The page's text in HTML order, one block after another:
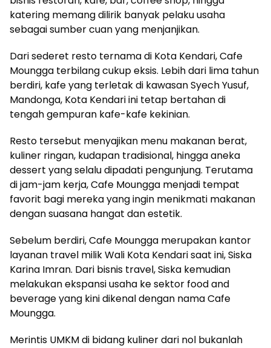
katering memang dilirik banyak pelaku usaha
sebagai sumber cuan yang menjanjikan.
Dari sederet resto ternama di Kota Kendari, Cafe
Moungga terbilang cukup eksis. Lebih dari lima tahun
berdiri, kafe yang terletak di kawasan Syech Yusuf,
Mandonga, Kota Kendari ini tetap bertahan di
tengah gempuran kafe-kafe kekinian.
Resto tersebut menyajikan menu makanan berat,
kuliner ringan, kudapan tradisional, hingga aneka
dessert yang selalu dipadati pengunjung. Terutama
di jam-jam kerja, Cafe Moungga menjadi tempat
favorit bagi mereka yang ingin menikmati makanan
dengan suasana hangat dan estetik.
Sebelum berdiri, Cafe Moungga merupakan kantor
layanan travel milik Wali Kota Kendari saat ini, Siska
Karina Imran. Dari bisnis travel, Siska kemudian
melakukan ekspansi usaha ke sektor food and
beverage yang kini dikenal dengan nama Cafe
Moungga.
Merintis UMKM di bidang kuliner dari nol bukanlah